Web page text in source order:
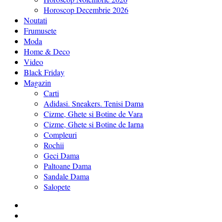
Horoscop Decembrie 2026
Noutati
Frumusete
Moda
Home & Deco
Video
Black Friday
Magazin
Carti
Adidasi. Sneakers. Tenisi Dama
Cizme, Ghete si Botine de Vara
Cizme, Ghete si Botine de Iarna
Compleuri
Rochii
Geci Dama
Paltoane Dama
Sandale Dama
Salopete